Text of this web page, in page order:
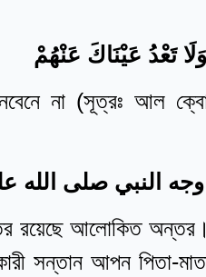
تَعْدُ عَيْنَاكَ عَنْهُمْ
নেবেনে না (সূত্রঃ আল
وجه النبي صلى
রয়েছে আলোকিত
সন্তান আপন পিতা-